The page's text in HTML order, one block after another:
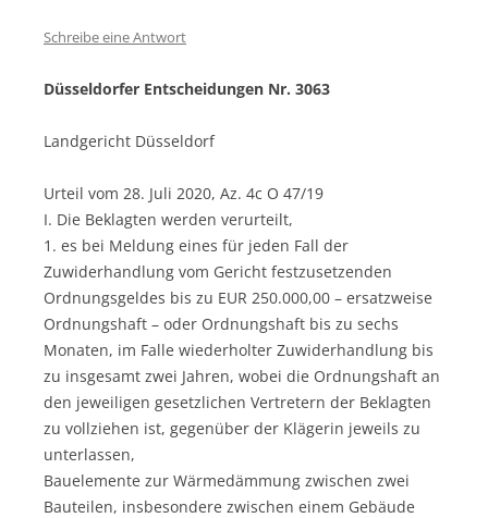
Schreibe eine Antwort
Düsseldorfer Entscheidungen Nr. 3063
Landgericht Düsseldorf
Urteil vom 28. Juli 2020, Az. 4c O 47/19
I. Die Beklagten werden verurteilt,
1. es bei Meldung eines für jeden Fall der
Zuwiderhandlung vom Gericht festzusetzenden
Ordnungsgeldes bis zu EUR 250.000,00 – ersatzweise
Ordnungshaft – oder Ordnungshaft bis zu sechs
Monaten, im Falle wiederholter Zuwiderhandlung bis
zu insgesamt zwei Jahren, wobei die Ordnungshaft an
den jeweiligen gesetzlichen Vertretern der Beklagten
zu vollziehen ist, gegenüber der Klägerin jeweils zu
unterlassen,
Bauelemente zur Wärmedämmung zwischen zwei
Bauteilen, insbesondere zwischen einem Gebäude